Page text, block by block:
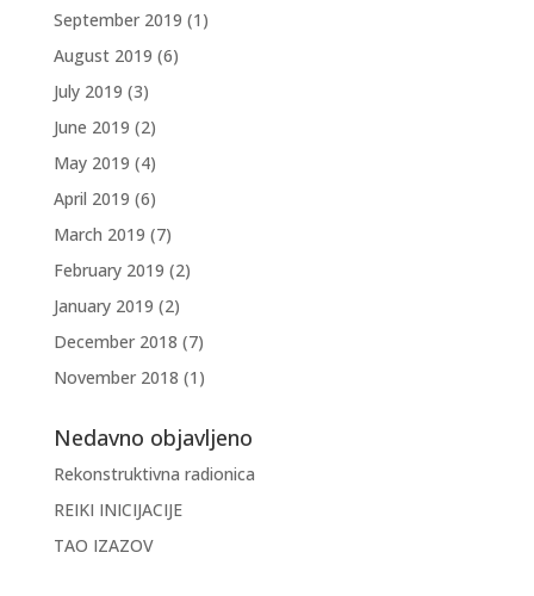
September 2019 (1)
August 2019 (6)
July 2019 (3)
June 2019 (2)
May 2019 (4)
April 2019 (6)
March 2019 (7)
February 2019 (2)
January 2019 (2)
December 2018 (7)
November 2018 (1)
Nedavno objavljeno
Rekonstruktivna radionica
REIKI INICIJACIJE
TAO IZAZOV